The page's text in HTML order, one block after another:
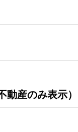
産のみ表示）